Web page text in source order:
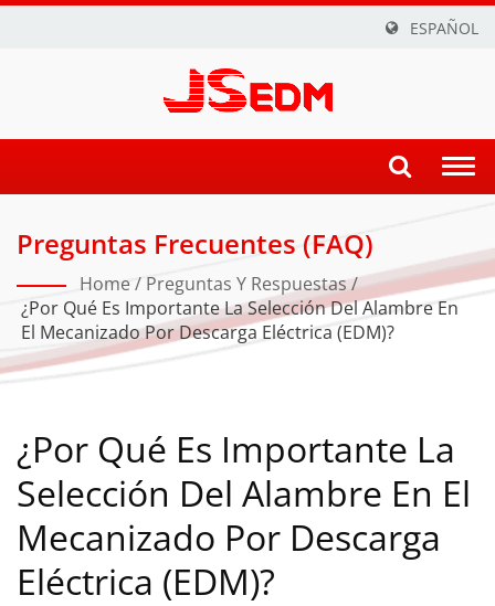
ESPAÑOL
Preguntas Frecuentes (FAQ)
Home / Preguntas Y Respuestas/
¿Por Qué Es Importante La Selección Del Alambre En
El Mecanizado Por Descarga Eléctrica (EDM)?
¿Por Qué Es Importante La
Selección Del Alambre En El
Mecanizado Por Descarga
Eléctrica (EDM)?